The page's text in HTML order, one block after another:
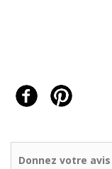
Donnez votre avis